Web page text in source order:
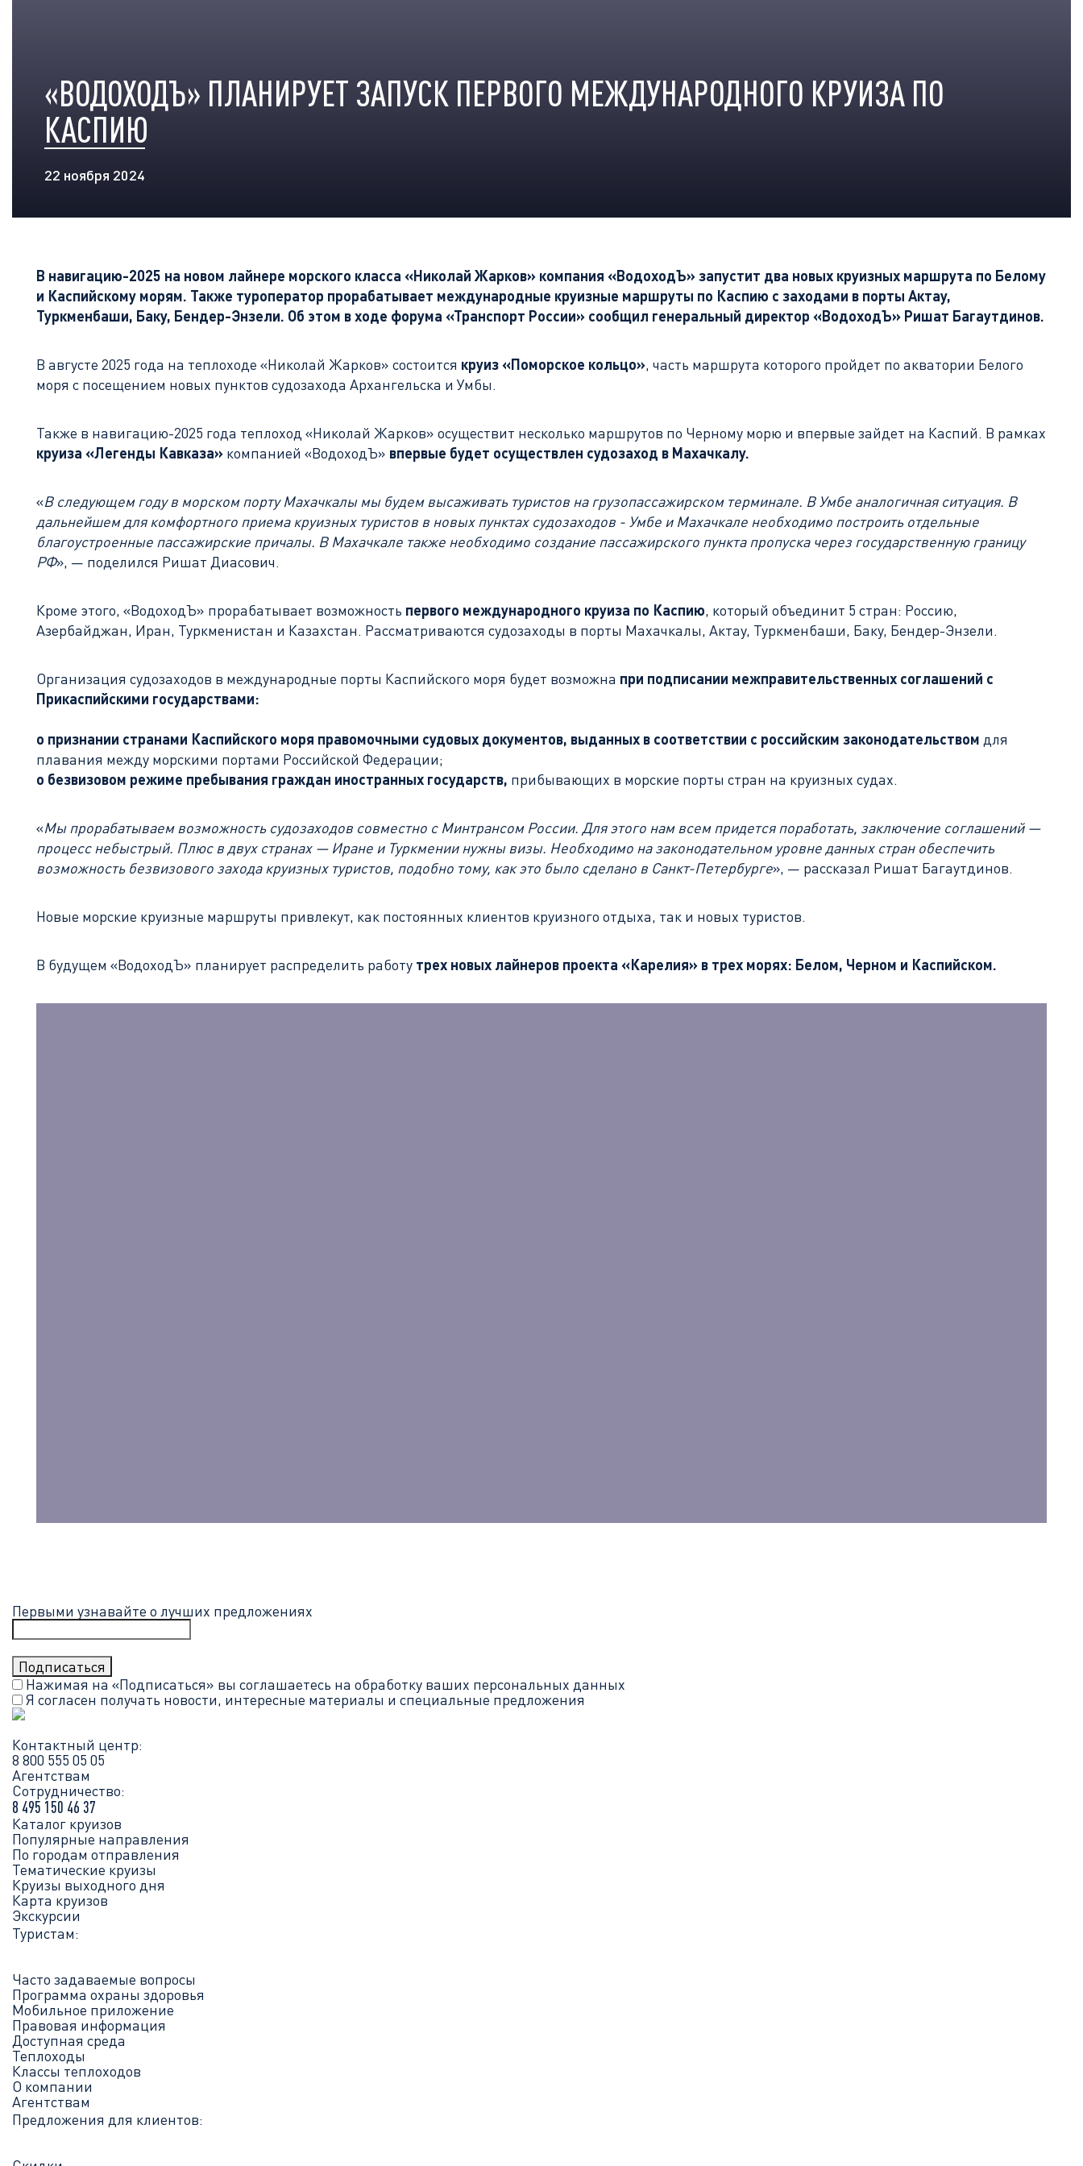
«ВОДОХОДЪ» ПЛАНИРУЕТ ЗАПУСК ПЕРВОГО МЕЖДУНАРОДНОГО КРУИЗА ПО
КАСПИЮ
22 ноября 2024
В навигацию-2025 на новом лайнере морского класса «Николай Жарков» компания «ВодоходЪ» запустит два новых круизных маршрута по Белому
и Каспийскому морям. Также туроператор прорабатывает международные круизные маршруты по Каспию с заходами в порты Актау,
Туркменбаши, Баку, Бендер-Энзели. Об этом в ходе форума «Транспорт России» сообщил генеральный директор «ВодоходЪ» Ришат Багаутдинов.
В августе 2025 года на теплоходе «Николай Жарков» состоится круиз «Поморское кольцо», часть маршрута которого пройдет по акватории Белого
моря с посещением новых пунктов судозахода Архангельска и Умбы.
Также в навигацию-2025 года теплоход «Николай Жарков» осуществит несколько маршрутов по Черному морю и впервые зайдет на Каспий. В рамках
круиза «Легенды Кавказа» компанией «ВодоходЪ» впервые будет осуществлен судозаход в Махачкалу.
«В следующем году в морском порту Махачкалы мы будем высаживать туристов на грузопассажирском терминале. В Умбе аналогичная ситуация. В
дальнейшем для комфортного приема круизных туристов в новых пунктах судозаходов - Умбе и Махачкале необходимо построить отдельные
благоустроенные пассажирские причалы. В Махачкале также необходимо создание пассажирского пункта пропуска через государственную границу
РФ», — поделился Ришат Диасович.
Кроме этого, «ВодоходЪ» прорабатывает возможность первого международного круиза по Каспию, который объединит 5 стран: Россию,
Азербайджан, Иран, Туркменистан и Казахстан. Рассматриваются судозаходы в порты Махачкалы, Актау, Туркменбаши, Баку, Бендер-Энзели.
Организация судозаходов в международные порты Каспийского моря будет возможна при подписании межправительственных соглашений с
Прикаспийскими государствами:
о признании странами Каспийского моря правомочными судовых документов, выданных в соответствии с российским законодательством для
плавания между морскими портами Российской Федерации;
о безвизовом режиме пребывания граждан иностранных государств, прибывающих в морские порты стран на круизных судах.
«Мы прорабатываем возможность судозаходов совместно с Минтрансом России. Для этого нам всем придется поработать, заключение соглашений —
процесс небыстрый. Плюс в двух странах — Иране и Туркмении нужны визы. Необходимо на законодательном уровне данных стран обеспечить
возможность безвизового захода круизных туристов, подобно тому, как это было сделано в Санкт-Петербурге», — рассказал Ришат Багаутдинов.
Новые морские круизные маршруты привлекут, как постоянных клиентов круизного отдыха, так и новых туристов.
В будущем «ВодоходЪ» планирует распределить работу трех новых лайнеров проекта «Карелия» в трех морях: Белом, Черном и Каспийском.
Первыми узнавайте о лучших предложениях
Нажимая на «Подписаться» вы соглашаетесь на обработку ваших персональных данных
Я согласен получать новости, интересные материалы и специальные предложения
Контактный центр:
8 800 555 05 05
Агентствам
Сотрудничество:
8 495 150 46 37
Каталог круизов
Популярные направления
По городам отправления
Тематические круизы
Круизы выходного дня
Карта круизов
Экскурсии
Туристам:
Часто задаваемые вопросы
Программа охраны здоровья
Мобильное приложение
Правовая информация
Доступная среда
Теплоходы
Классы теплоходов
О компании
Агентствам
Предложения для клиентов: